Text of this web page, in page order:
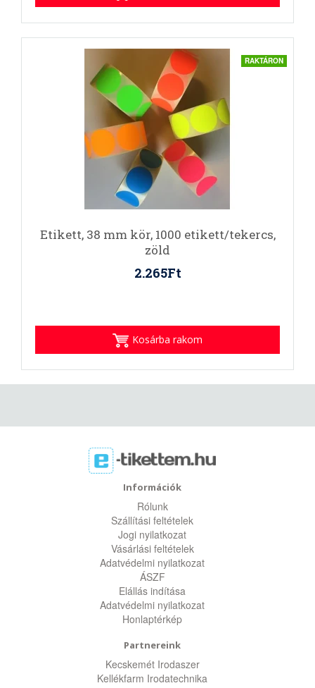
RAKTÁRON
Etikett, 38 mm kör, 1000 etikett/tekercs,
zöld
2.265Ft
Kosárba rakom
Információk
Rólunk
Szállítási feltételek
Jogi nyilatkozat
Vásárlási feltételek
Adatvédelmi nyilatkozat
ÁSZF
Elállás indítása
Adatvédelmi nyilatkozat
Honlaptérkép
Partnereink
Kecskemét Irodaszer
Kellékfarm Irodatechnika